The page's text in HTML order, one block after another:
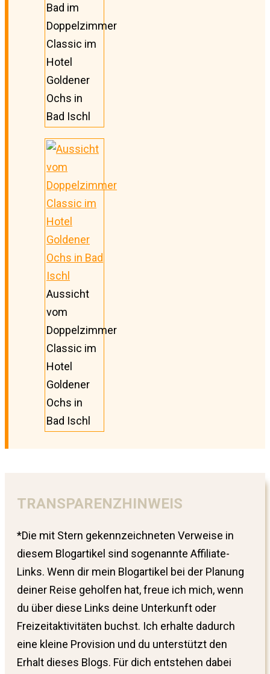
Bad im
Doppelzimmer
Classic im
Hotel
Goldener
Ochs in
Bad Ischl
Aussicht
vom
Doppelzimmer
Classic im
Hotel
Goldener
Ochs in
Bad Ischl
TRANSPARENZHINWEIS
*Die mit Stern gekennzeichneten Verweise in
diesem Blogartikel sind sogenannte Affiliate-
Links. Wenn dir mein Blogartikel bei der Planung
deiner Reise geholfen hat, freue ich mich, wenn
du über diese Links deine Unterkunft oder
Freizeitaktivitäten buchst. Ich erhalte dadurch
eine kleine Provision und du unterstützt den
Erhalt dieses Blogs. Für dich entstehen dabei